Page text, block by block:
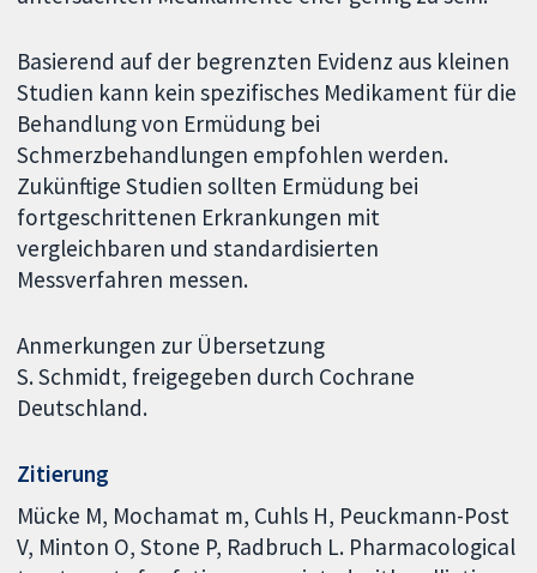
Basierend auf der begrenzten Evidenz aus kleinen
Studien kann kein spezifisches Medikament für die
Behandlung von Ermüdung bei
Schmerzbehandlungen empfohlen werden.
Zukünftige Studien sollten Ermüdung bei
fortgeschrittenen Erkrankungen mit
vergleichbaren und standardisierten
Messverfahren messen.
Anmerkungen zur Übersetzung
S. Schmidt, freigegeben durch Cochrane
Deutschland.
Zitierung
Mücke M, Mochamat m, Cuhls H, Peuckmann-Post
V, Minton O, Stone P, Radbruch L. Pharmacological